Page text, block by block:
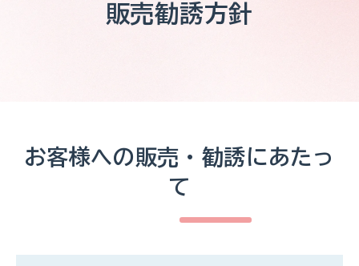
販売勧誘方針
お客様への販売・勧誘にあたっ
て